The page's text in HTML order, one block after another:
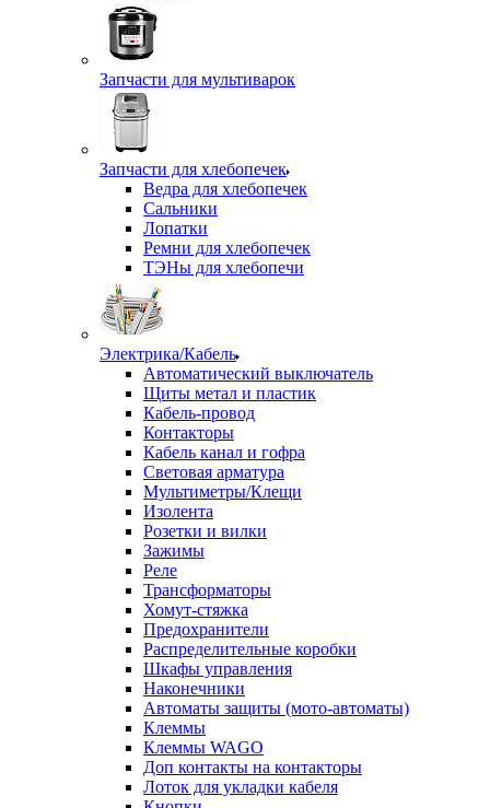
Запчасти для мультиварок
Запчасти для хлебопечек
Ведра для хлебопечек
Сальники
Лопатки
Ремни для хлебопечек
ТЭНы для хлебопечи
Электрика/Кабель
Автоматический выключатель
Щиты метал и пластик
Кабель-провод
Контакторы
Кабель канал и гофра
Световая арматура
Мультиметры/Клещи
Изолента
Розетки и вилки
Зажимы
Реле
Трансформаторы
Хомут-стяжка
Предохранители
Распределительные коробки
Шкафы управления
Наконечники
Автоматы защиты (мото-автоматы)
Клеммы
Клеммы WAGO
Доп контакты на контакторы
Лоток для укладки кабеля